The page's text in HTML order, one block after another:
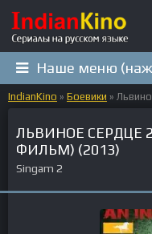
Наше меню
IndianKino » Боевики »
ЛЬВИНОЕ СЕРДЦЕ
ФИЛЬМ) (2013)
Singam 2